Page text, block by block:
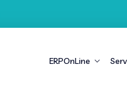
ERPOnLine